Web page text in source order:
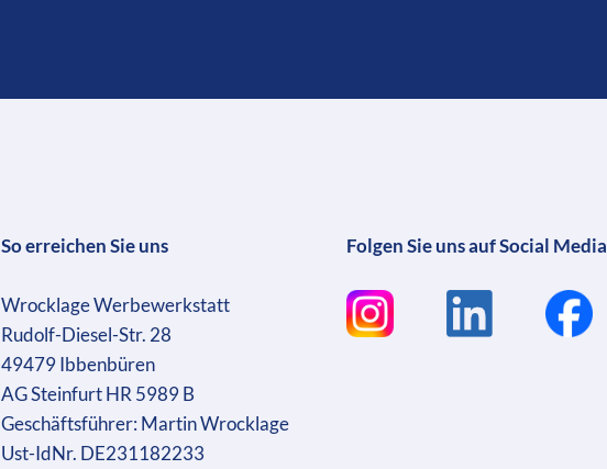
So erreichen Sie uns
Wrocklage Werbewerkstatt
Rudolf-Diesel-Str. 28
49479 Ibbenbüren
AG Steinfurt HR 5989 B
Geschäftsführer: Martin Wrocklage
Ust-IdNr. DE231182233
Folgen Sie uns auf Social Media